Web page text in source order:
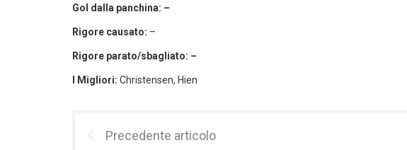
Gol dalla panchina: –
Rigore causato: –
Rigore parato/sbagliato: –
I Migliori: Christensen, Hien
Precedente articolo